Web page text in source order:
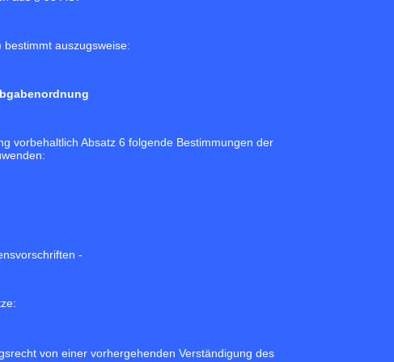
auszugsweise:
vorbehaltlich Absatz 6 folgende Bestimmungen der
-
von einer vorhergehenden Verständigung des